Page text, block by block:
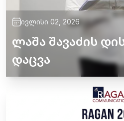
ივლისი 02, 2026
ლაშა შავაძის
დაცვა